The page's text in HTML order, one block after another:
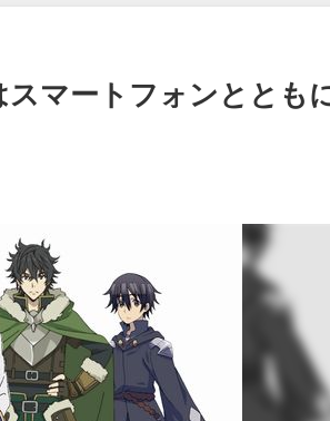
スマートフォンととも